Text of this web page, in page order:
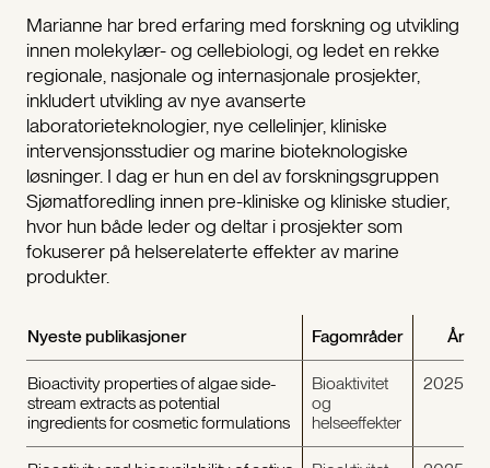
Marianne har bred erfaring med forskning og utvikling
innen molekylær- og cellebiologi, og ledet en rekke
regionale, nasjonale og internasjonale prosjekter,
inkludert utvikling av nye avanserte
laboratorieteknologier, nye cellelinjer, kliniske
intervensjonsstudier og marine bioteknologiske
løsninger. I dag er hun en del av forskningsgruppen
Sjømatforedling innen pre-kliniske og kliniske studier,
hvor hun både leder og deltar i prosjekter som
fokuserer på helserelaterte effekter av marine
produkter.
Nyeste publikasjoner Fagområder År
Bioactivity properties of algae side-
stream extracts as potential
ingredients for cosmetic formulations
Bioaktivitet
og
helseeffekter
2025